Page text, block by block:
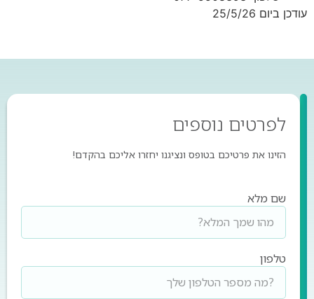
נוספים
פרטיכם בטופס ונציגנו יחזרו אליכם בהקדם!